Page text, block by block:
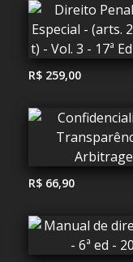
R$ 259,00
R$ 66,90